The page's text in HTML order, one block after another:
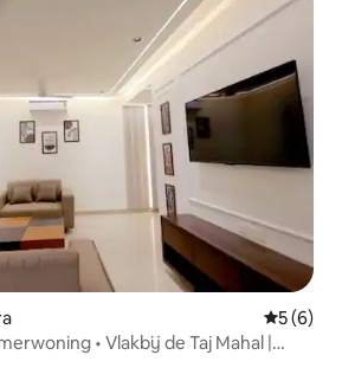
5 (6)
• Vlakbij de Taj Mahal |